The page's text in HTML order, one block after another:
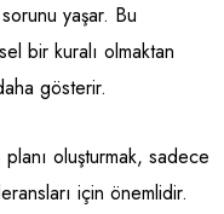
yaşar. Bu
bir kuralı olmaktan
gösterir.
oluşturmak, sadece
için önemlidir.